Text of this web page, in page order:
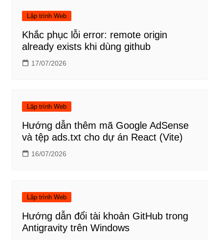
viếtLập trình Web
Khắc phục lỗi error: remote origin
already exists khi dùng github
17/07/2026
Lập trình Web
Hướng dẫn thêm mã Google AdSense
và tệp ads.txt cho dự án React (Vite)
16/07/2026
Lập trình Web
Hướng dẫn đổi tài khoản GitHub trong
Antigravity trên Windows